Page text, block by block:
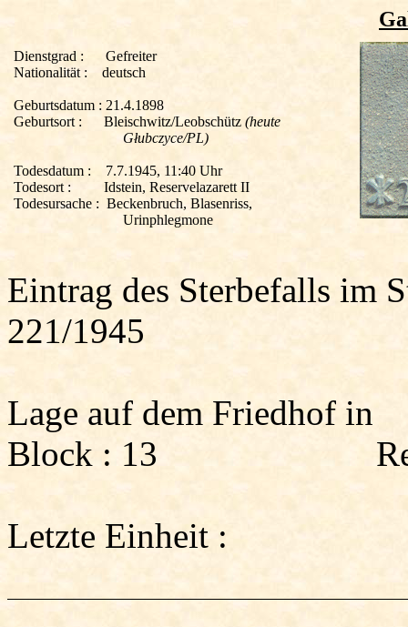
Dienstgrad :
Gefreiter
Nationalität :
deutsch
Geburtsdatum : 21.4.1898
Geburtsort :
Bleischwitz/Leobschütz (heute
Głubczyce/PL)
Todesdatum :
7.7.1945, 11:40 Uhr
Todesort :
Idstein, Reservelazarett II
Todesursache : Beckenbruch, Blasenriss,
Urinphlegmone
Eintrag des Sterbefalls im
221/1945
Lage auf dem Friedhof in
Block : 13
Letzte Einheit :